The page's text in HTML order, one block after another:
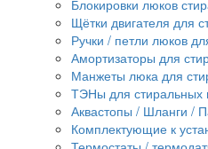
Блокировки люков
Щётки двигателя для
Ручки / петли люков
Амортизаторы для
Манжеты люка для
ТЭНы для
Аквастопы / Шланги /
Комплектующие к